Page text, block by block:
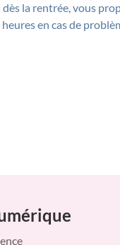
la rentrée, vous
en cas de